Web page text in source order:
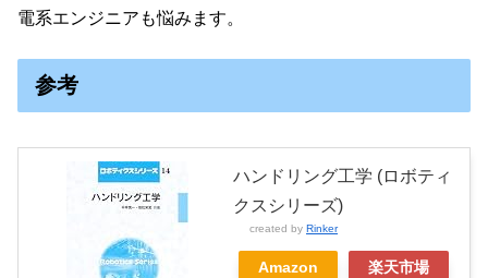
電系エンジニアも悩みます。
参考
ハンドリング工学 (ロボティ
クスシリーズ)
created by Rinker
Amazon 楽天市場